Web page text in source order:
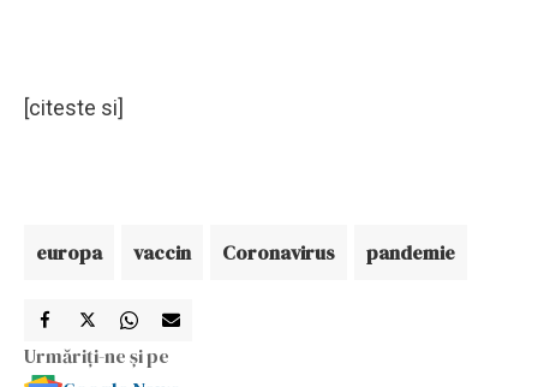
[citeste si]
europa vaccin Coronavirus pandemie
Urmăriți-ne și pe